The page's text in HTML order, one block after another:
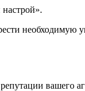
необходимую
вашего